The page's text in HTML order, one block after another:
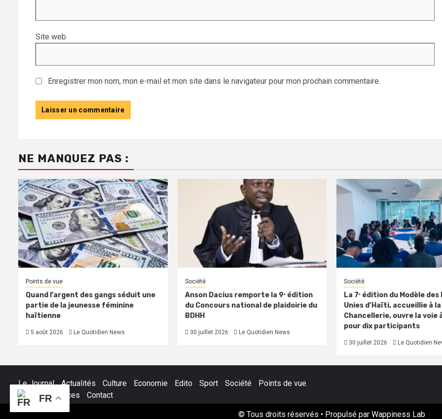
Site web
Enregistrer mon nom, mon e-mail et mon site dans le navigateur pour mon prochain commentaire.
NE MANQUEZ PAS :
Points de vue
Quand l’argent des gangs séduit une
partie de la jeunesse féminine
haïtienne
5 août 2026 Le Quotidien News
Société
Anson Dacius remporte la 9ᵉ édition
du Concours national de plaidoirie du
BDHH
30 juillet 2026 Le Quotidien News
Société
La 7ᵉ édition du Modèle
Unies d’Haïti, accueillie à la
Chancellerie, ouvre la voie
pour dix participants
30 juillet 2026 Le Quotidien
Le Journal Actualités Culture Economie Edito Sport Société
Points de vue
Petites Annonces
Contact
© Tous droits réservés • Propulsé par Wappiness Lab
FR